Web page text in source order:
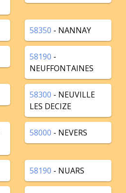
58350 - NANNAY
58190 -
NEUFFONTAINES
58300 - NEUVILLE
LES DECIZE
58000 - NEVERS
58190 - NUARS